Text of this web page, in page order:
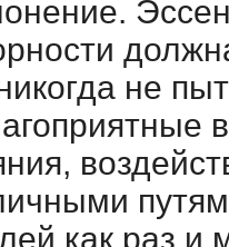
не
как раз и